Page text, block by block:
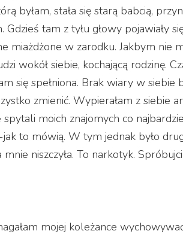
byłam, stała się starą babcią,
tam z tyłu głowy pojawiały
miażdżone w zarodku. Jakbym nie
wokół siebie, kochającą rodzinę.
się spełniona. Brak wiary w siebie
zmienić. Wypierałam z siebie
spytali moich znajomych co
jak to mówią. W tym jednak było
niszczyła. To narkotyk.
mojej koleżance